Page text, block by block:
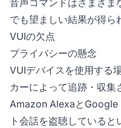
音声コマンドはさまざま
でも望ましい結果が得ら
VUIの欠点
プライバシーの懸念
VUIデバイスを使用する
カーによって追跡・収集
Amazon AlexaとGoogle
ト会話を盗聴していると